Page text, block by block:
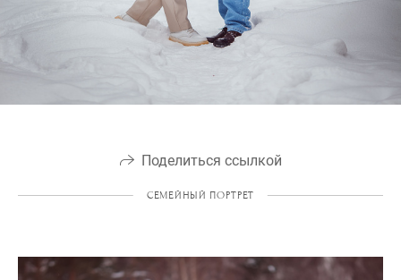
Поделиться ссылкой
СЕМЕЙНЫЙ ПОРТРЕТ